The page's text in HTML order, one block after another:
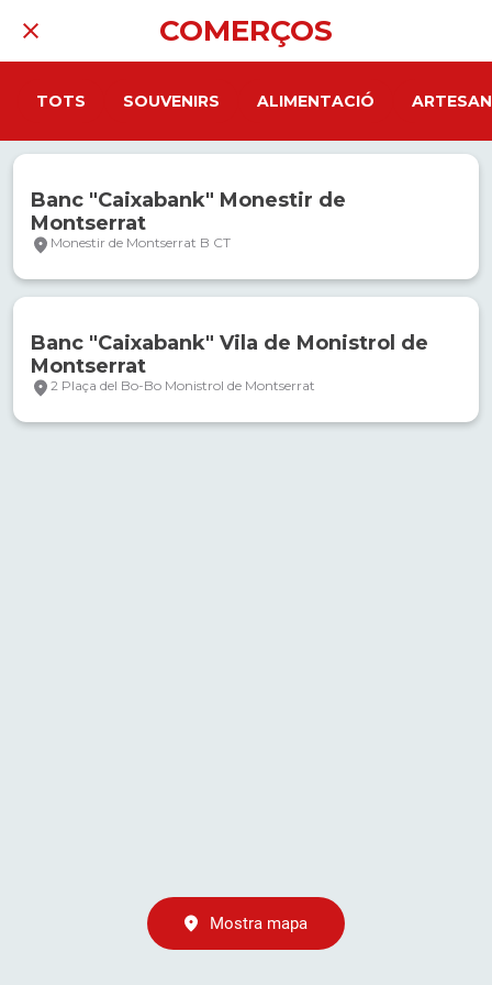
COMERÇOS
TOTS SOUVENIRS ALIMENTACIÓ
Banc "Caixabank" Monestir de
Montserrat
Monestir de Montserrat B CT
Banc "Caixabank" Vila de Monistrol de
Montserrat
2 Plaça del Bo-Bo Monistrol de Montserrat
Mostra mapa